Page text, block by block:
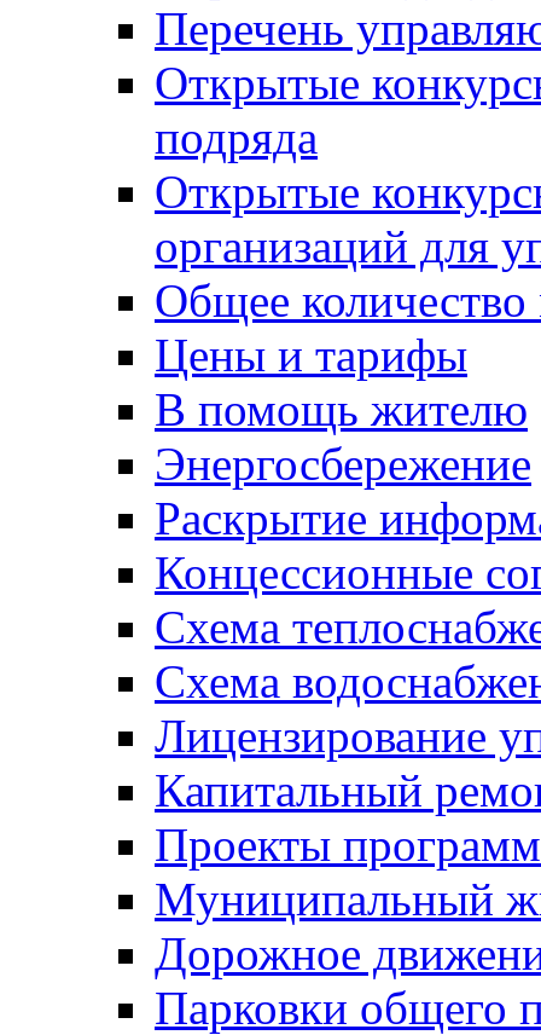
Перечень
Открытые
подряда
Открытые
организаций для
Общее
Цены и тарифы
В помощь жителю
Энергосбережение
Раскрытие
Концессионные
Схема
Схема
Лицензирование
Капитальный
Проекты программ
Муниципальный
Дорожное
Парковки общего